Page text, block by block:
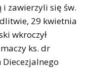
zawierzyli się św.
29 kwietnia
wkroczył
ks. dr